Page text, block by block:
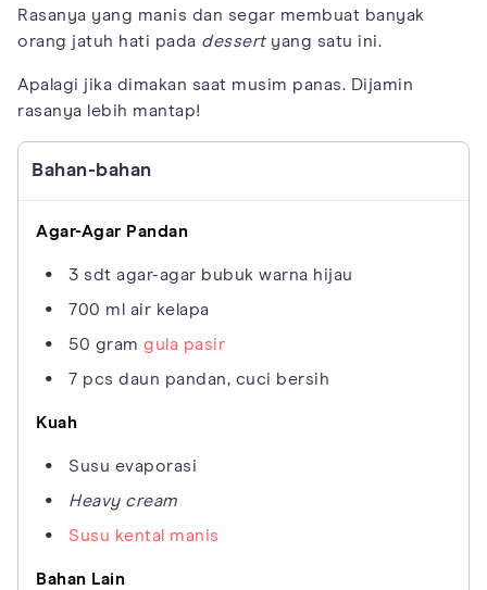
Rasanya yang manis dan segar membuat banyak
orang jatuh hati pada dessertyang satu ini.
Apalagi jika dimakan saat musim panas. Dijamin
rasanya lebih mantap!
Bahan-bahan
Agar-Agar Pandan
3 sdt agar-agar bubuk warna hijau
700 ml air kelapa
50 gram gula pasir
7 pcs daun pandan, cuci bersih
Kuah
Susu evaporasi
Heavy cream
Susu kental manis
Bahan Lain